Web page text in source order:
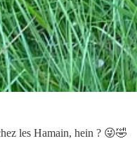
les Hamain, hein ? 😜🤣